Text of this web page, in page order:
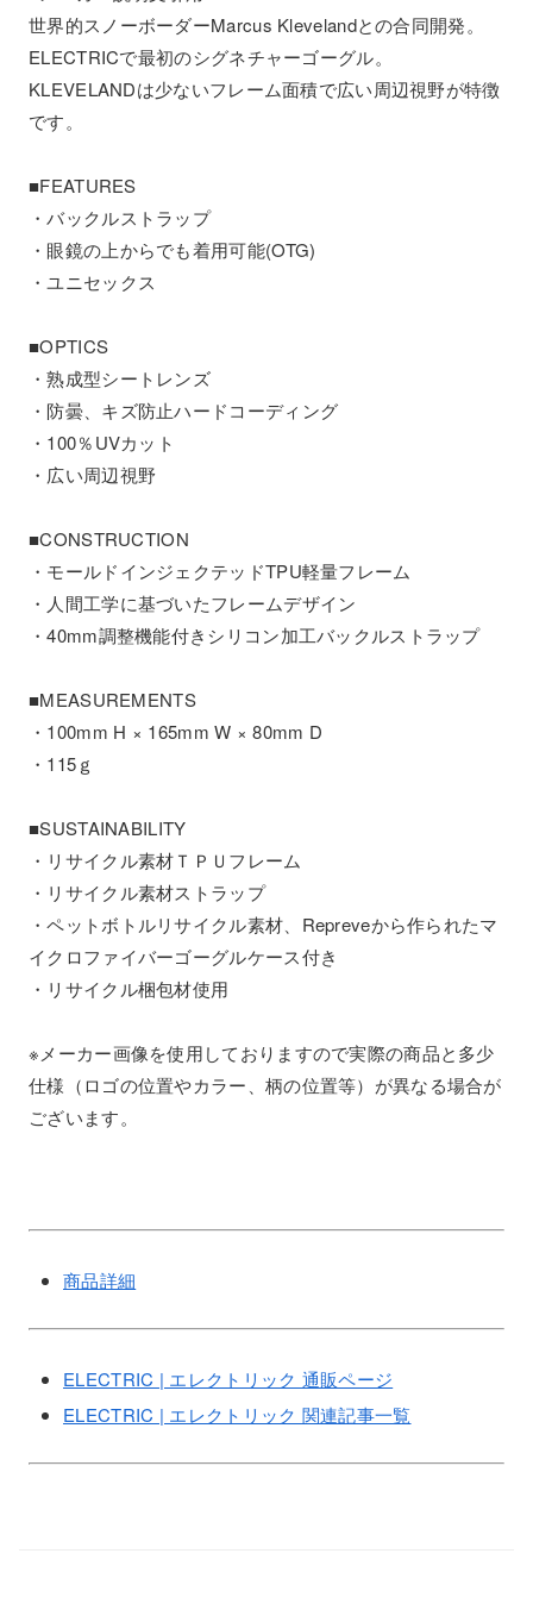
世界的スノーボーダーMarcus Klevelandとの合同開発。
ELECTRICで最初のシグネチャーゴーグル。
KLEVELANDは少ないフレーム面積で広い周辺視野が特徴
です。
■FEATURES
・バックルストラップ
・眼鏡の上からでも着用可能(OTG)
・ユニセックス
■OPTICS
・熟成型シートレンズ
・防曇、キズ防止ハードコーディング
・100％UVカット
・広い周辺視野
■CONSTRUCTION
・モールドインジェクテッドTPU軽量フレーム
・人間工学に基づいたフレームデザイン
・40mm調整機能付きシリコン加工バックルストラップ
■MEASUREMENTS
・100mm H × 165mm W × 80mm D
・115ｇ
■SUSTAINABILITY
・リサイクル素材ＴＰＵフレーム
・リサイクル素材ストラップ
・ペットボトルリサイクル素材、Repreveから作られたマ
イクロファイバーゴーグルケース付き
・リサイクル梱包材使用
※メーカー画像を使用しておりますので実際の商品と多少
仕様（ロゴの位置やカラー、柄の位置等）が異なる場合が
ございます。
商品詳細
ELECTRIC | エレクトリック 通販ページ
ELECTRIC | エレクトリック 関連記事一覧